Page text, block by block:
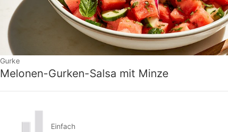
Gurke
Melonen-Gurken-Salsa mit Minze
Einfach